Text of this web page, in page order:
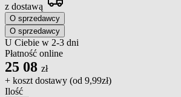
z dostawą
O sprzedawcy
O sprzedawcy
U Ciebie w 2-3 dni
Płatność online
25 08 zł
+ koszt dostawy (od 9,99zł)
Ilość